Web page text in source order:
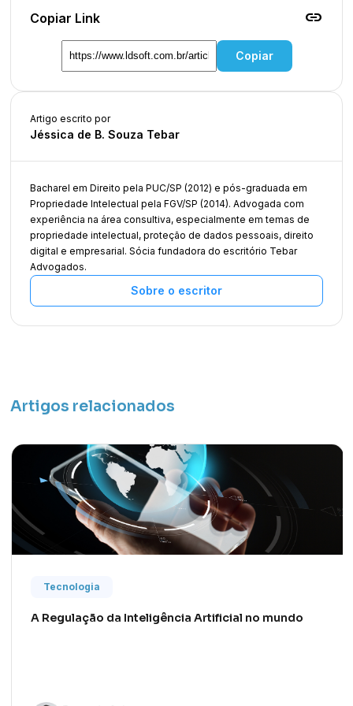
Copiar Link link
Copiar
Artigo escrito por
Jéssica de B. Souza Tebar
Bacharel em Direito pela PUC/SP (2012) e pós-graduada em
Propriedade Intelectual pela FGV/SP (2014). Advogada com
experiência na área consultiva, especialmente em temas de
propriedade intelectual, proteção de dados pessoais, direito
digital e empresarial. Sócia fundadora do escritório Tebar
Advogados.
Sobre o escritor
Artigos relacionados
Tecnologia
A Regulação da Inteligência Artificial no mundo